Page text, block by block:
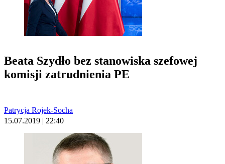
Beata Szydło bez stanowiska szefowej
komisji zatrudnienia PE
Patrycja Rojek-Socha
15.07.2019 | 22:40